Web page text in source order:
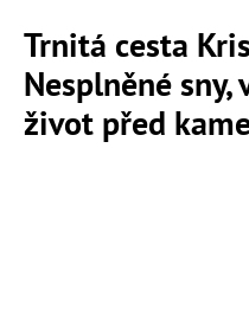
Trnitá cesta
Nesplněné
život před